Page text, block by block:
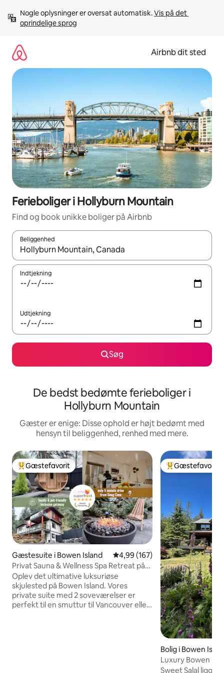
videre
Nogle oplysninger er oversat automatisk. Vis på det
oprindelige sprog
Airbnb dit sted
Ferieboliger i Hollyburn Mountain
Find og book unikke boliger på Airbnb
Beliggenhed
Når resultaterne er tilgængelige, skal du navigere med
Indtjekning
Udtjekning
Søg
De bedst bedømte ferieboliger i
Hollyburn Mountain
Gæster er enige: Disse ophold er højt bedømt med
hensyn til beliggenhed, renhed med mere.
Bedste gæstefavorit
Gæstefavorit
Gæstesuite i Bowen Island 4,99 ud af 5 i gennemsnitlig
4,99 (167)
Privat Sauna & Wellness Spa Retreat på
Bowen Island
Oplev det ultimative luksuriøse
skjulested på Bowen Island. Vores
private suite med 2 soveværelser er
perfekt til en smuttur til Vancouver eller
Bedste
Gæstefavorit
Bolig i Bowen
Luxury Bowen
Retreat
Sweet Salal